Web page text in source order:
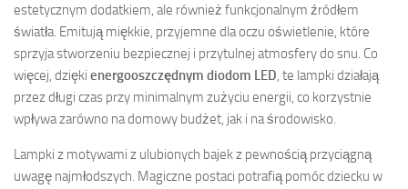
estetycznym dodatkiem, ale również funkcjonalnym źródłem
światła. Emitują miękkie, przyjemne dla oczu oświetlenie, które
sprzyja stworzeniu bezpiecznej i przytulnej atmosfery do snu. Co
więcej, dzięki energooszczędnym diodom LED, te lampki działają
przez długi czas przy minimalnym zużyciu energii, co korzystnie
wpływa zarówno na domowy budżet, jak i na środowisko.
Lampki z motywami z ulubionych bajek z pewnością przyciągną
uwagę najmłodszych. Magiczne postaci potrafią pomóc dziecku w